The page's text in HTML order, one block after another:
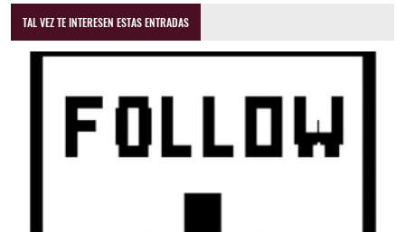
TAL VEZ TE INTERESEN ESTAS ENTRADAS